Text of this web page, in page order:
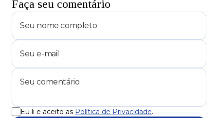
Faça seu comentário
Eu li e aceito as Política de Privacidade.